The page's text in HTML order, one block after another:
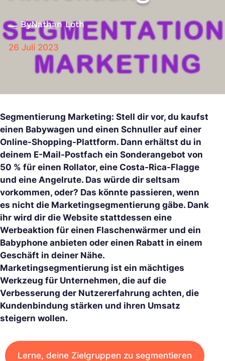
ByNathan Loth
26 Juli 2023
Segmentierung Marketing: Stell dir vor, du kaufst
einen Babywagen und einen Schnuller auf einer
Online-Shopping-Plattform. Dann erhältst du in
deinem E-Mail-Postfach ein Sonderangebot von
50 % für einen Rollator, eine Costa-Rica-Flagge
und eine Angelrute. Das würde dir seltsam
vorkommen, oder? Das könnte passieren, wenn
es nicht die Marketingsegmentierung gäbe. Dank
ihr wird dir die Website stattdessen eine
Werbeaktion für einen Flaschenwärmer und ein
Babyphone anbieten oder einen Rabatt in einem
Geschäft in deiner Nähe.
Marketingsegmentierung ist ein mächtiges
Werkzeug für Unternehmen, die auf die
Verbesserung der Nutzererfahrung achten, die
Kundenbindung stärken und ihren Umsatz
steigern wollen.
Lerne, deine Zielgruppen zu segmentieren